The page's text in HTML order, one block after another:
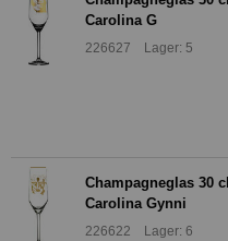
Carolina G
226627 Lager: 5
Champagneglas 30
Carolina Gynni
226622 Lager: 6